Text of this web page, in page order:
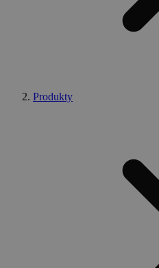
Produkty